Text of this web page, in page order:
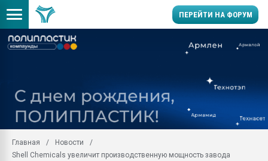
ПЕРЕЙТИ НА ФОРУМ
умельцы изготовили
колонок полностью из
Продажа готового
производство SPC
29.07.2026 ФРП помог
Главная
Новости
Shell Chemicals увеличит производственную мощность завода